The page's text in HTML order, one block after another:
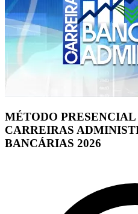
MÉTODO
CARREIRAS
BANCÁRIAS 2026